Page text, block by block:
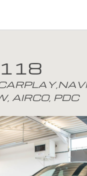
AIRCO, PDC